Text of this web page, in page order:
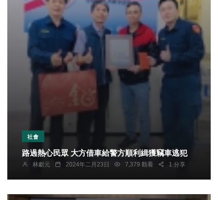
社會
路過熱心民眾 大方借車給警方順利緝獲竊車逃犯
林獻元 2024年二月23日 7,379 觀看 1 分享